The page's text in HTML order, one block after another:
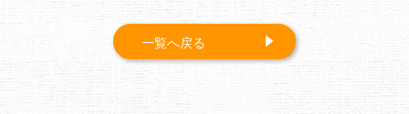
一覧へ戻る